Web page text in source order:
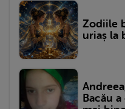
Zodiile
uriaș la
Bacău